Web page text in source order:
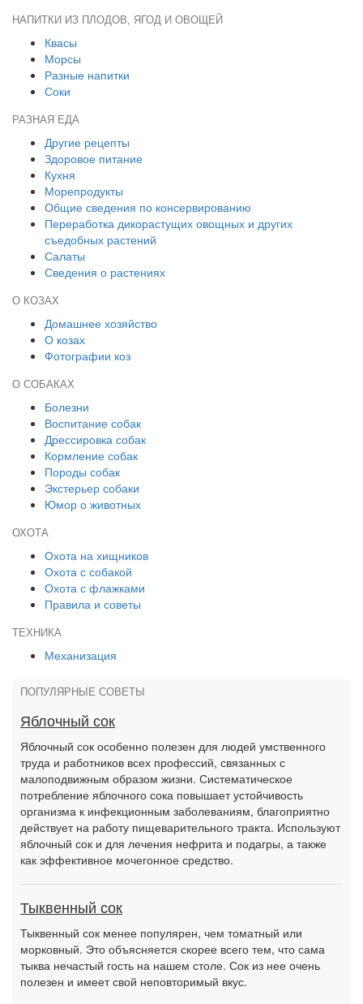
НАПИТКИ ИЗ ПЛОДОВ, ЯГОД И ОВОЩЕЙ
Квасы
Морсы
Разные напитки
Соки
РАЗНАЯ ЕДА
Другие рецепты
Здоровое питание
Кухня
Морепродукты
Общие сведения по консервированию
Переработка дикорастущих овощных и других
съедобных растений
Салаты
Сведения о растениях
О КОЗАХ
Домашнее хозяйство
О козах
Фотографии коз
О СОБАКАХ
Болезни
Воспитание собак
Дрессировка собак
Кормление собак
Породы собак
Экстерьер собаки
Юмор о животных
ОХОТА
Охота на хищников
Охота с собакой
Охота с флажками
Правила и советы
ТЕХНИКА
Механизация
ПОПУЛЯРНЫЕ СОВЕТЫ
Яблочный сок
Яблочный сок особенно полезен для людей умственного
труда и работников всех профессий, связанных с
малоподвижным образом жизни. Систематическое
потребление яблочного сока повышает устойчивость
организма к инфекционным заболеваниям, благоприятно
действует на работу пищеварительного тракта. Используют
яблочный сок и для лечения нефрита и подагры, а также
как эффективное мочегонное средство.
Тыквенный сок
Тыквенный сок менее популярен, чем томатный или
морковный. Это объясняется скорее всего тем, что сама
тыква нечастый гость на нашем столе. Сок из нее очень
полезен и имеет свой неповторимый вкус.